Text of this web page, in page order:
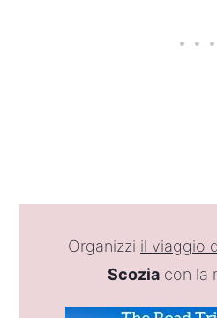
Organizzi il viaggio
Scozia con la